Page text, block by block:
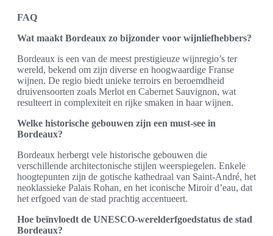
FAQ
Wat maakt Bordeaux zo bijzonder voor wijnliefhebbers?
Bordeaux is een van de meest prestigieuze wijnregio’s ter
wereld, bekend om zijn diverse en hoogwaardige Franse
wijnen. De regio biedt unieke terroirs en beroemdheid
druivensoorten zoals Merlot en Cabernet Sauvignon, wat
resulteert in complexiteit en rijke smaken in haar wijnen.
Welke historische gebouwen zijn een must-see in
Bordeaux?
Bordeaux herbergt vele historische gebouwen die
verschillende architectonische stijlen weerspiegelen. Enkele
hoogtepunten zijn de gotische kathedraal van Saint-André, het
neoklassieke Palais Rohan, en het iconische Miroir d’eau, dat
het erfgoed van de stad prachtig accentueert.
Hoe beïnvloedt de UNESCO-werelderfgoedstatus de stad
Bordeaux?